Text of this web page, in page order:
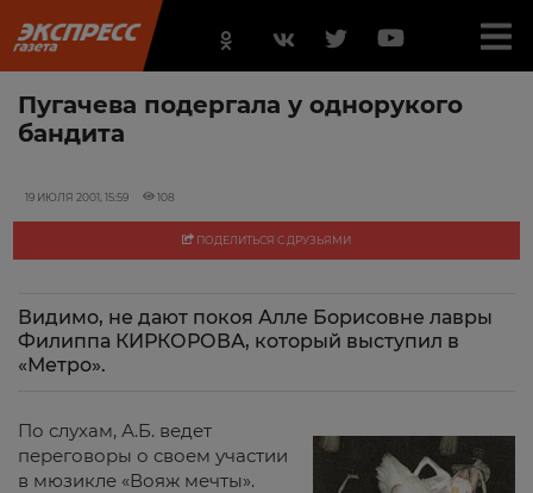
Пугачева подергала у однорукого
бандита
19 ИЮЛЯ 2001, 15:59 108
ПОДЕЛИТЬСЯ С ДРУЗЬЯМИ
Видимо, не дают покоя Алле Борисовне лавры
Филиппа КИРКОРОВА, который выступил в
«Метро».
По слухам, А.Б. ведет
переговоры о своем участии
в мюзикле «Вояж мечты».